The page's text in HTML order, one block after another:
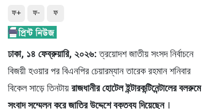
ফ+ ফ- ফ
ঢাকা, ১৪ ফেব্রুয়ারি, ২০২৬:ত্রয়োদশ জাতীয় সংসদ নির্বাচনে
বিজয়ী হওয়ার পর বিএনপির চেয়ারম্যান তারেক রহমান শনিবার
বিকেল সাড়ে তিনটায়রাজধানীর হোটেল ইন্টারকন্টিনেন্টালের বলরুমে